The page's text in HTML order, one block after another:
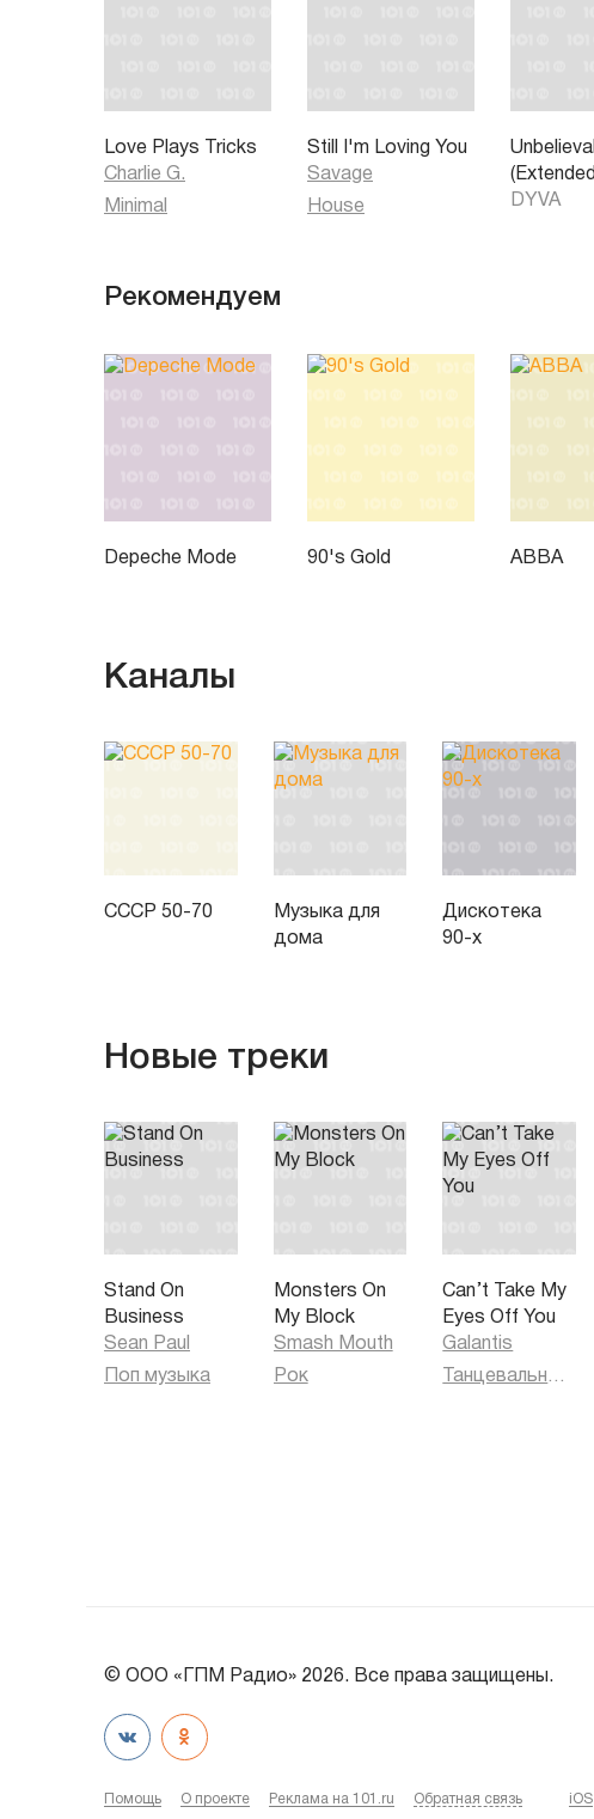
Love Plays Tricks
Charlie G.
Minimal
Still I'm Loving You
Savage
House
DYVA
Рекомендуем
Depeche Mode 90's Gold ABBA
Каналы
СССР 50-70
Музыка для
дома
Дискотека
90-х
Новые треки
Stand On
Business
Sean Paul
Поп музыка
Monsters On
My Block
Smash Mouth
Рок
Can’t Take My
Eyes Off You
Galantis
© ООО «ГПМ Радио» 2026. Все права защищены.
Помощь О проекте Реклама на 101.ru Обратная связь iOS